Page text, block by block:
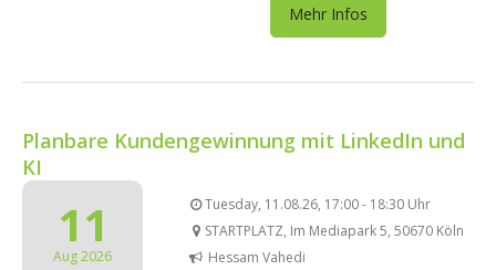
Mehr Infos
Planbare Kundengewinnung mit LinkedIn und
KI
11
Aug 2026
Tuesday, 11.08.26, 17:00 - 18:30 Uhr
STARTPLATZ, Im Mediapark 5, 50670 Köln
Hessam Vahedi